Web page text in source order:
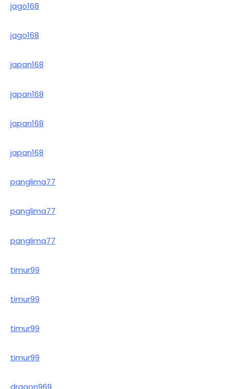
jago168
jago168
japan168
japan168
japan168
japan168
panglima77
panglima77
panglima77
timur99
timur99
timur99
timur99